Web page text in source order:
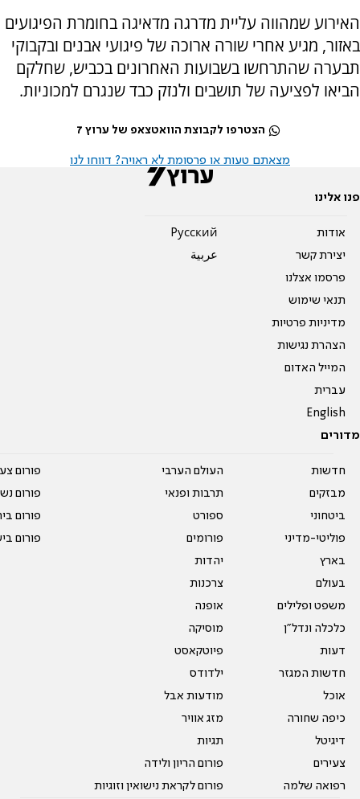
האירוע שמהווה עליית מדרגה מדאיגה בחומרת הפיגועים
באזור, מגיע אחרי שורה ארוכה של פיגועי אבנים ובקבוקי
תבערה שהתרחשו בשבועות האחרונים בכביש, שחלקם
הביאו לפציעה של תושבים ולנזק כבד שנגרם למכוניות.
הצטרפו לקבוצת הוואטצאפ של ערוץ 7
מצאתם טעות או פרסומת לא ראויה? דווחו לנו
פנו אלינו
אודות
יצירת קשר
פרסמו אצלנו
תנאי שימוש
מדיניות פרטיות
הצהרת נגישות
המייל האדום
עברית
English
Pусский
عربية
מדורים
חדשות
מבזקים
ביטחוני
פוליטי-מדיני
בארץ
בעולם
משפט ופלילים
כלכלה ונדל"ן
דעות
חדשות המגזר
אוכל
כיפה שחורה
דיגיטל
צעירים
רפואה שלמה
העולם הערבי
תרבות ופנאי
ספורט
פורומים
יהדות
צרכנות
אופנה
מוסיקה
פיוטקאסט
ילדודס
מודעות אבל
מזג אוויר
תגיות
פורום הריון ולידה
פורום לקראת נישואין וזוגיות
פורום
פורום
פורום
פורום